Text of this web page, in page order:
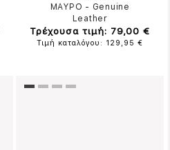
ΜΑΥΡΟ - Genuine
Leather
Τρέχουσα τιμή: 79,00 €
Τιμή καταλόγου: 129,95 €